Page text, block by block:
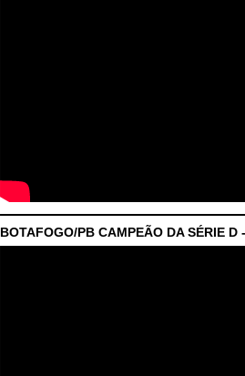
BOTAFOGO/PB CAMPEÃO DA SÉRIE D